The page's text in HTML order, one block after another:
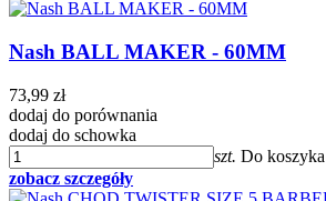
Nash BALL MAKER - 60MM
73,99 zł
dodaj do porównania
dodaj do schowka
szt. Do koszyka
zobacz szczegóły